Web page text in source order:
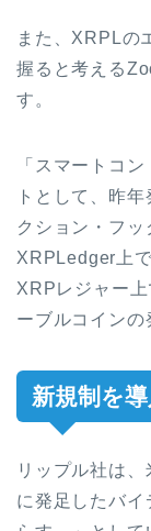
また、XRPLの
握ると考える
す。
「スマートコ
トとして、昨
クション・フ
XRPLedger上
XRPレジャー
ーブルコインの
新規制を
リップル社は
に発足したバイ